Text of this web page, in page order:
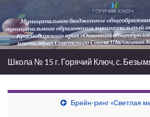
Школа № 15 г. Горячий Ключ, с.
Брейн-ринг «Светлая